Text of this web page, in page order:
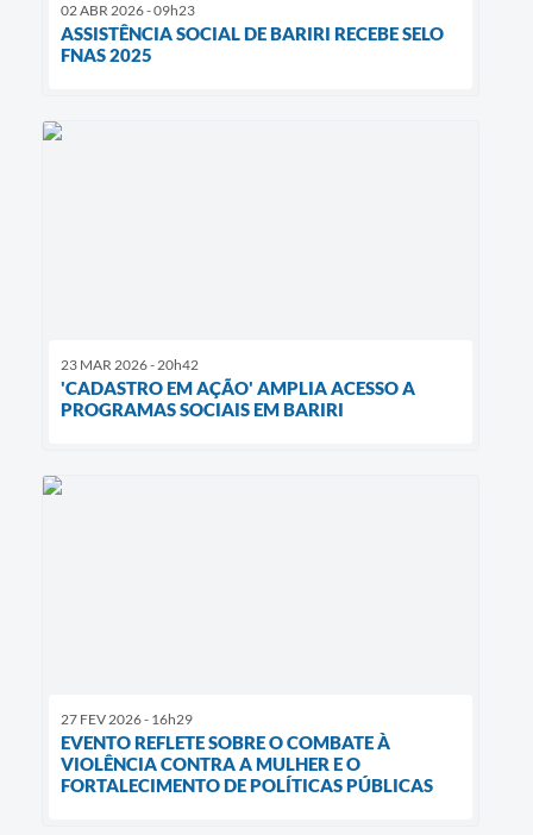
02 ABR 2026 - 09h23
ASSISTÊNCIA SOCIAL DE BARIRI RECEBE SELO
FNAS 2025
23 MAR 2026 - 20h42
'CADASTRO EM AÇÃO' AMPLIA ACESSO A
PROGRAMAS SOCIAIS EM BARIRI
27 FEV 2026 - 16h29
EVENTO REFLETE SOBRE O COMBATE À
VIOLÊNCIA CONTRA A MULHER E O
FORTALECIMENTO DE POLÍTICAS PÚBLICAS